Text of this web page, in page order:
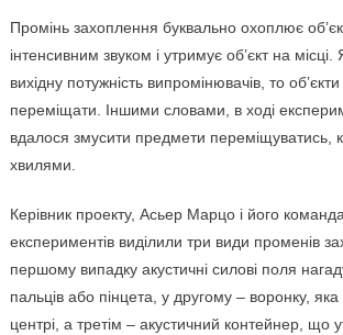
Промінь захоплення буквально охоплює
інтенсивним звуком і утримує об’єкт на
вихідну потужність випромінювачів, то
переміщати. Іншими словами, в ході
вдалося змусити предмети переміщуватись,
хвилями.
Керівник проекту, Асьер Марцо і його
експериментів виділили три види променів
першому випадку акустичні силові поля
пальців або пінцета, у другому – воронку, яка
центрі, а третім – акустичний контейнер, що